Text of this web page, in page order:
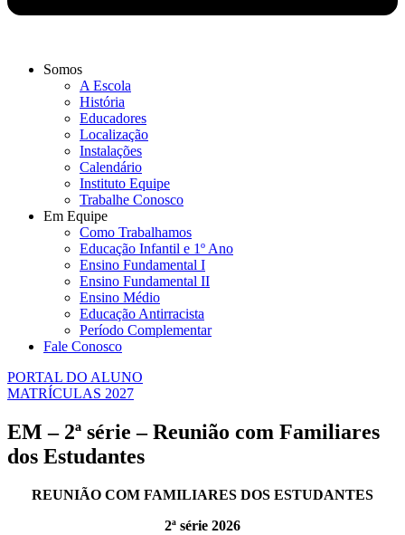
Somos
A Escola
História
Educadores
Localização
Instalações
Calendário
Instituto Equipe
Trabalhe Conosco
Em Equipe
Como Trabalhamos
Educação Infantil e 1º Ano
Ensino Fundamental I
Ensino Fundamental II
Ensino Médio
Educação Antirracista
Período Complementar
Fale Conosco
PORTAL DO ALUNO
MATRÍCULAS 2027
EM – 2ª série – Reunião com Familiares
dos Estudantes
REUNIÃO COM FAMILIARES DOS ESTUDANTES
2ª série 2026